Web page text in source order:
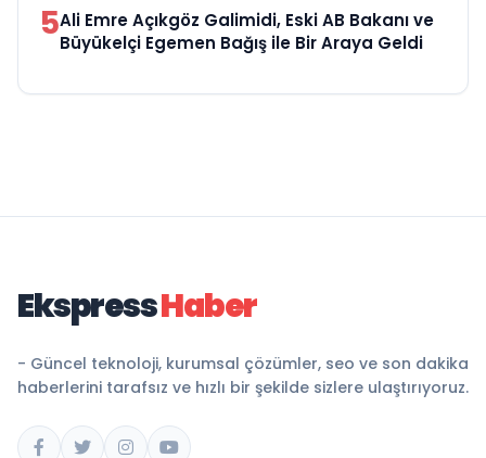
5Ali Emre Açıkgöz Galimidi, Eski AB Bakanı ve
Büyükelçi Egemen Bağış ile Bir Araya Geldi
EkspressHaber
- Güncel teknoloji, kurumsal çözümler, seo ve son dakika
haberlerini tarafsız ve hızlı bir şekilde sizlere ulaştırıyoruz.